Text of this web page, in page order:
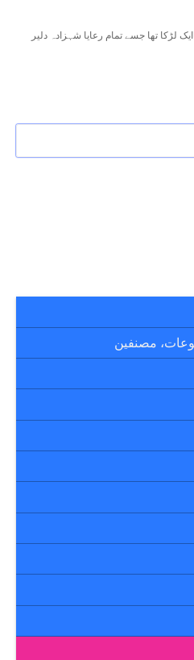
لڑکا تھا جسے تمام رعایا شہزادہ دلیر
مصنفین